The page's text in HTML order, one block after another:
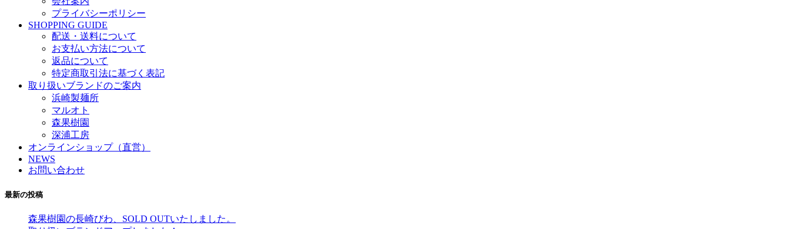
プライバシーポリシー
SHOPPING GUIDE
配送・送料について
お支払い方法について
返品について
特定商取引法に基づく表記
取り扱いブランドのご案内
浜崎製麺所
マルオト
森果樹園
深浦工房
オンラインショップ（直営）
NEWS
お問い合わせ
最新の投稿
森果樹園の長崎びわ、SOLD OUTいたしました。